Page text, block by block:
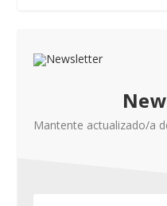
Mantente actualizado/a